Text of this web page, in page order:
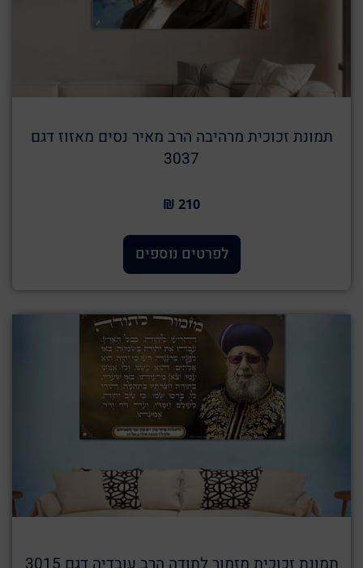
תמונת זכוכית מרהיבה הרב מאיר נסים מאזוז דגם
3037
210 ₪
לפרטים נוספים